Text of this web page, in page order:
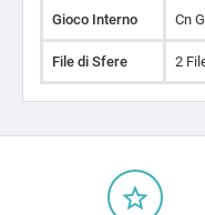
Gioco Interno Cn
File di Sfere 2
star_border